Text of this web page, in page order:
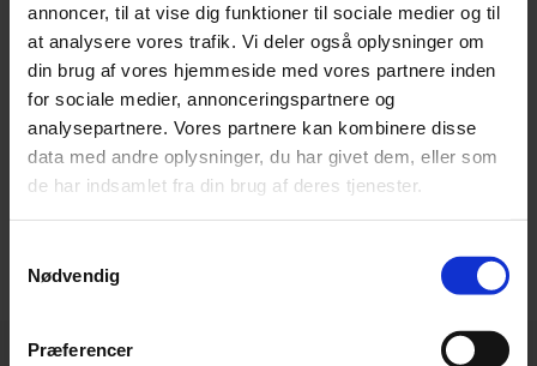
annoncer, til at vise dig funktioner til sociale medier og til
at analysere vores trafik. Vi deler også oplysninger om
din brug af vores hjemmeside med vores partnere inden
for sociale medier, annonceringspartnere og
analysepartnere. Vores partnere kan kombinere disse
data med andre oplysninger, du har givet dem, eller som
de har indsamlet fra din brug af deres tjenester.
Nødvendig
Præferencer
Arbejder her:
Revisor Frederikshavn
Telefon:+45 98 42 22 66
Email:frederikshavn@beierholm.dk
Parallelvej 10
DK-9900 Frederikshavn